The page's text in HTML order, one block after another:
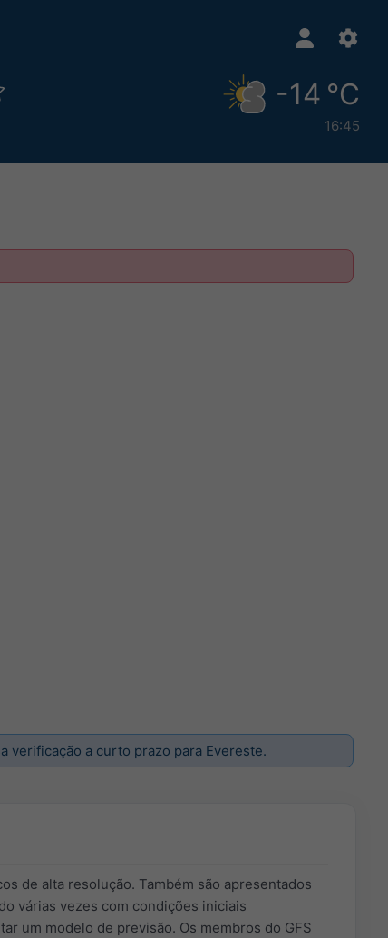
-14 °C
16:45
verificação a curto prazo para Evereste.
de alta resolução. Também são apresentados
várias vezes com condições iniciais
um modelo de previsão. Os membros do GFS